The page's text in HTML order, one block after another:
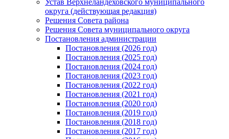
Устав Верхнеландеховского муниципального
округа (действующая редакция)
Решения Совета района
Решения Совета муниципального округа
Постановления администрации
Постановления (2026 год)
Постановления (2025 год)
Постановления (2024 год)
Постановления (2023 год)
Постановления (2022 год)
Постановления (2021 год)
Постановления (2020 год)
Постановления (2019 год)
Постановления (2018 год)
Постановления (2017 год)